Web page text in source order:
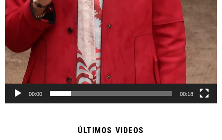
00:00 00:18
ÚLTIMOS VIDEOS